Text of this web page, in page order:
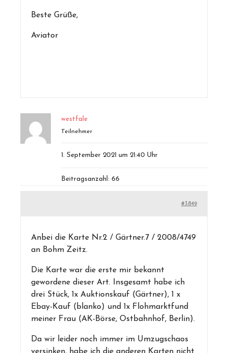
Beste Grüße,
Aviator
westfale
Teilnehmer
1. September 2021 um 21:40 Uhr
Beitragsanzahl: 66
#3849
Anbei die Karte Nr.2 / Gärtner.7 / 2008/4749
an Bohm Zeitz.
Die Karte war die erste mir bekannt
gewordene dieser Art. Insgesamt habe ich
drei Stück, 1x Auktionskauf (Gärtner), 1 x
Ebay-Kauf (blanko) und 1x Flohmarktfund
meiner Frau (AK-Börse, Ostbahnhof, Berlin).
Da wir leider noch immer im Umzugschaos